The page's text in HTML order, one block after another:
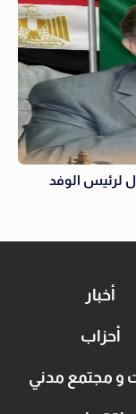
لرئيس الوفد
أخبار
أحزاب
و مجتمع مدني